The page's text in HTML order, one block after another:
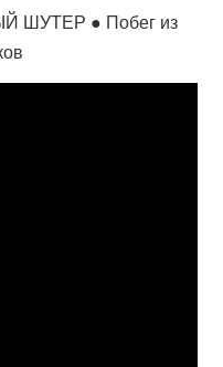
ШУТЕР ● Побег из